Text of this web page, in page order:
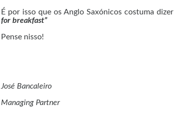
É por isso que os Anglo Saxónicos costuma dizer
for breakfast”
Pense nisso!
José Bancaleiro
Managing Partner